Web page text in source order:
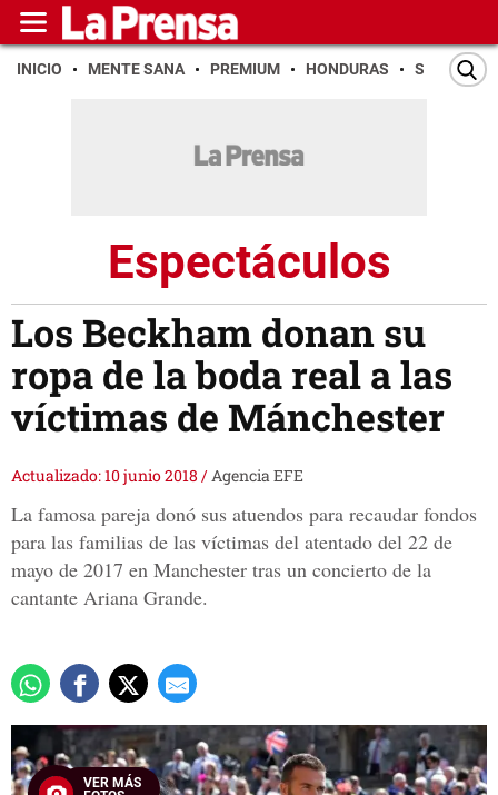
INICIO MENTE SANA PREMIUM HONDURAS SAN PEDRO
Espectáculos
Los Beckham donan su
ropa de la boda real a las
víctimas de Mánchester
Actualizado: 10 junio 2018 /Agencia EFE
La famosa pareja donó sus atuendos para recaudar fondos
para las familias de las víctimas del atentado del 22 de
mayo de 2017 en Manchester tras un concierto de la
cantante Ariana Grande.
VER MÁS